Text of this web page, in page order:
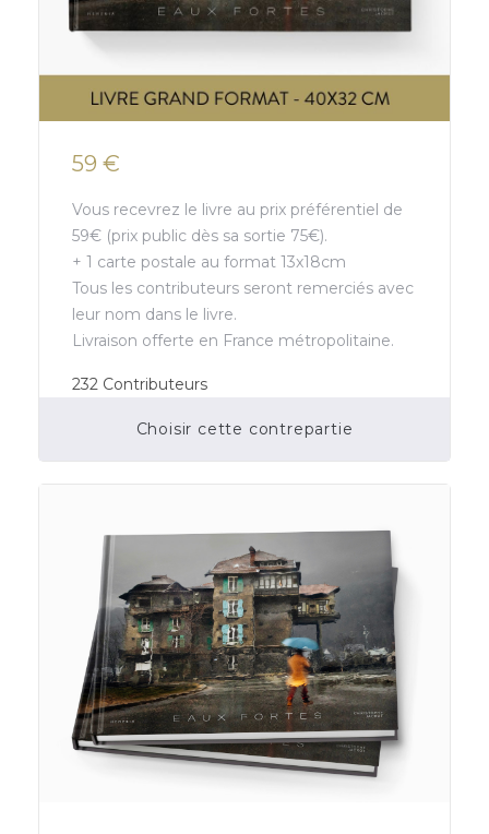
59 €
Vous recevrez le livre au prix préférentiel de
59€ (prix public dès sa sortie 75€).
+ 1 carte postale au format 13x18cm
Tous les contributeurs seront remerciés avec
leur nom dans le livre.
Livraison offerte en France métropolitaine.
232 Contributeurs
Choisir cette contrepartie
Financement participatif terminé.